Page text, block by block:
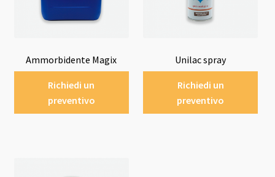
Ammorbidente Magix
Richiedi un
preventivo
Unilac spray
Richiedi un
preventivo